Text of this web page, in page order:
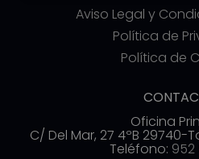
Aviso Legal y
Política de
Política de
Oficina
C/ Del Mar, 27 4ºB 29740-
Teléfono: 952